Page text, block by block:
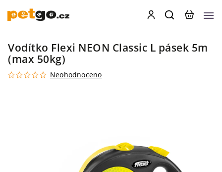
Vodítko Flexi NEON Classic L pásek 5m
(max 50kg)
Neohodnoceno